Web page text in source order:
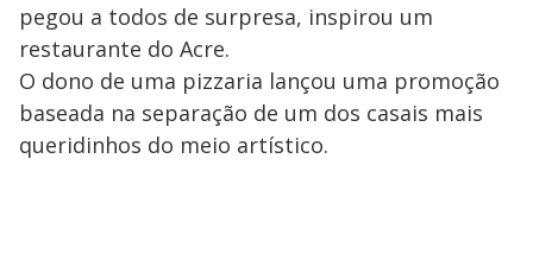
pegou a todos de surpresa, inspirou um
restaurante do Acre.
O dono de uma pizzaria lançou uma promoção
baseada na separação de um dos casais mais
queridinhos do meio artístico.